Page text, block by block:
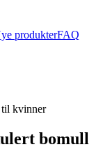
produkterFAQ
til kvinner
bomull